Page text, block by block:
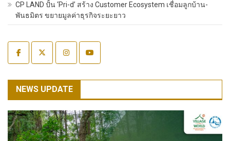
CP LAND ปั้น ‘Pri-d’ สร้าง Customer Ecosystem เชื่อมลูกบ้าน-
พันธมิตร ขยายมูลค่าธุรกิจระยะยาว
NEWS UPDATE